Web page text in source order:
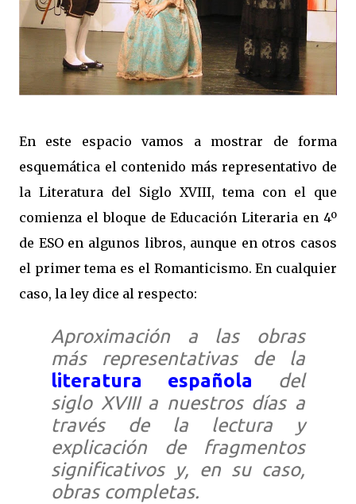
En este espacio vamos a mostrar de forma
esquemática el contenido más representativo de
la Literatura del Siglo XVIII, tema con el que
comienza el bloque de Educación Literaria en 4º
de ESO en algunos libros, aunque en otros casos
el primer tema es el Romanticismo. En cualquier
caso, la ley dice al respecto:
Aproximación a las obras
más representativas de la
literatura española del
siglo XVIII a nuestros días a
través de la lectura y
explicación de fragmentos
significativos y, en su caso,
obras completas.